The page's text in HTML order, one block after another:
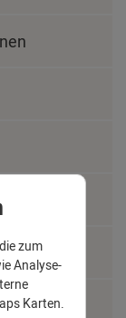
zum
Analyse-
Karten.